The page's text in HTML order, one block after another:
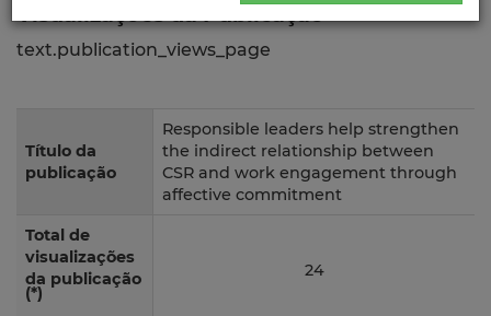
text.publication_views_page
Título da
publicação
Responsible leaders help strengthen
the indirect relationship between
CSR and work engagement through
affective commitment
Total de
visualizações
da publicação
(*)
24